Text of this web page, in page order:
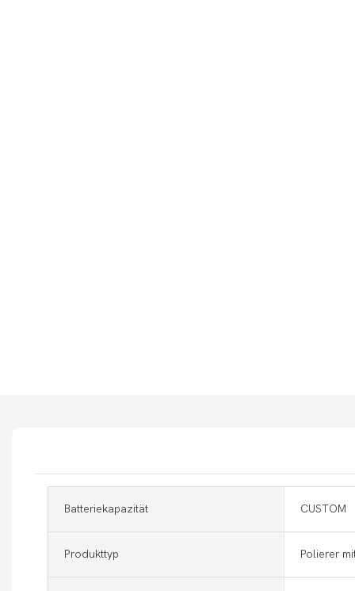
Batteriekapazität CUSTOM
Produkttyp Polierer